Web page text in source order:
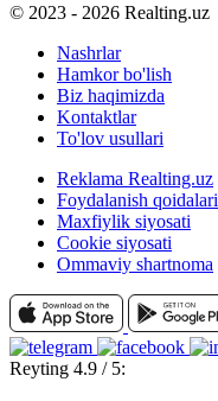
© 2023 - 2026 Realting.uz
Nashrlar
Hamkor bo'lish
Biz haqimizda
Kontaktlar
To'lov usullari
Reklama Realting.uz
Foydalanish qoidalari
Maxfiylik siyosati
Cookie siyosati
Ommaviy shartnoma
Reyting 4.9 / 5: